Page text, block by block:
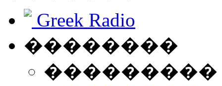
Greek Radio
��������